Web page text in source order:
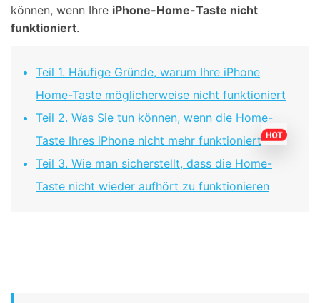
können, wenn Ihre iPhone-Home-Taste nicht
funktioniert.
Teil 1. Häufige Gründe, warum Ihre iPhone
Home-Taste möglicherweise nicht funktioniert
Teil 2. Was Sie tun können, wenn die Home-
Taste Ihres iPhone nicht mehr funktioniert
Teil 3. Wie man sicherstellt, dass die Home-
Taste nicht wieder aufhört zu funktionieren